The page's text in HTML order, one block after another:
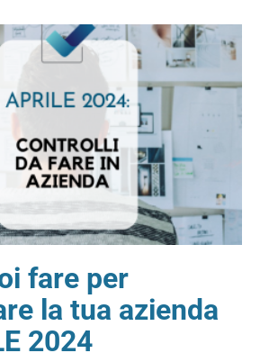
fare per
la tua azienda
2024